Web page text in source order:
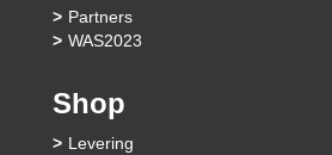
Partners
WAS2023
Shop
Levering